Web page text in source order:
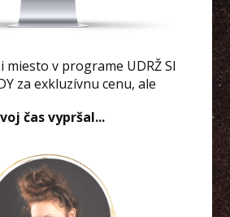
miesto v programe UDRŽ SI
za exkluzívnu cenu, ale
čas vypršal...